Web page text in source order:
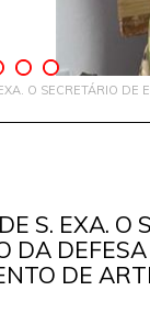
O SECRETÁRIO DE
S. EXA. O
DA
DE